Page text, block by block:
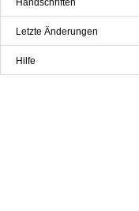
Letzte Änderungen
Hilfe